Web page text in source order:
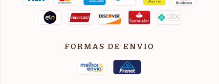
FORMAS DE ENVIO